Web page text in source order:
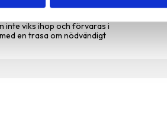
över 45º C. Gelen kan bli för varm och bli
Fukt kan bildas på kyldynan vid
inte viks ihop och förvaras i
en trasa om nödvändigt